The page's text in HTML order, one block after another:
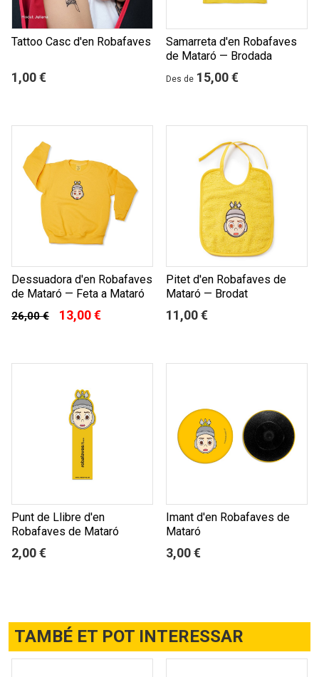
Tattoo Casc d'en Robafaves
1,00 €
Samarreta d'en Robafaves
de Mataró — Brodada
Des de 15,00 €
Dessuadora d'en Robafaves
de Mataró — Feta a Mataró
26,00 € 13,00 €
Pitet d'en Robafaves de
Mataró — Brodat
11,00 €
Punt de Llibre d'en
Robafaves de Mataró
2,00 €
Imant d'en Robafaves de
Mataró
3,00 €
TAMBÉ ET POT INTERESSAR